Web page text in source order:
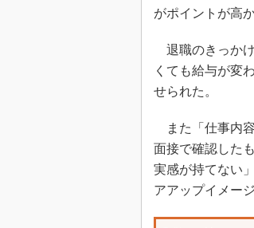
がポイントが高
退職のきっか
くても給与が変
せられた。
また「仕事内
面接で確認した
実感が持てない
アアップイメー